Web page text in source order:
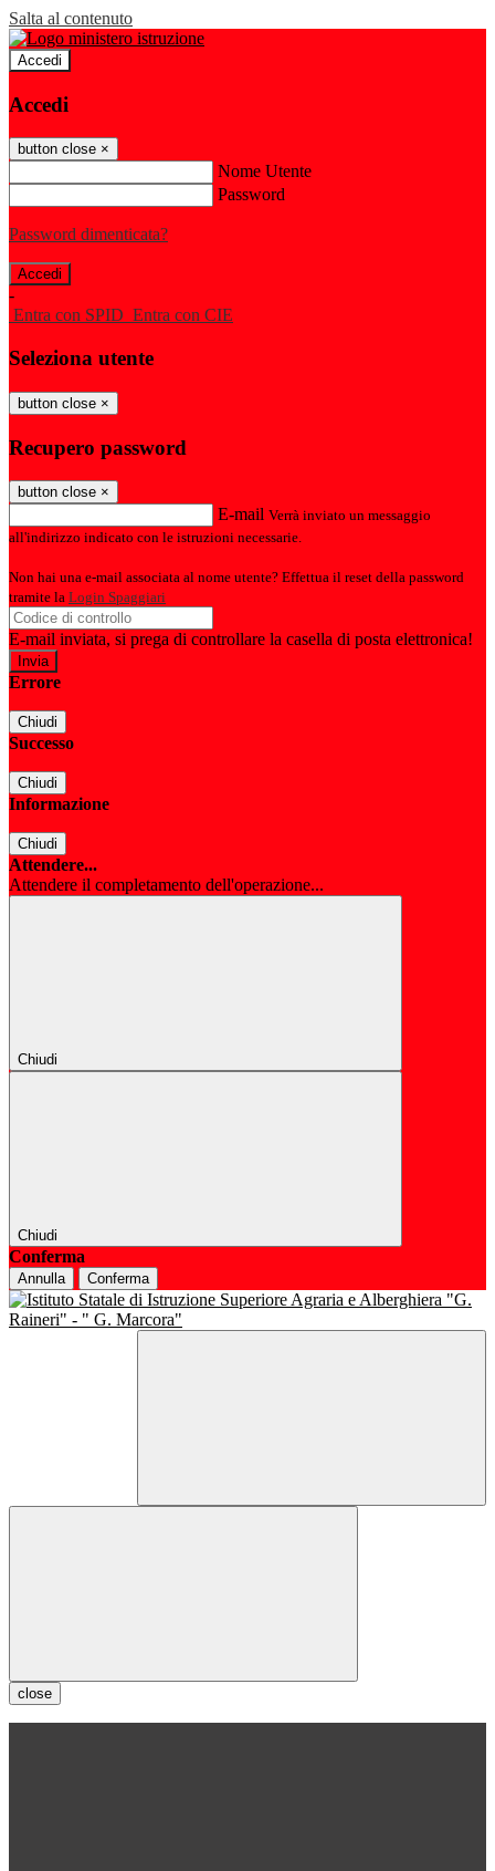
Salta al contenuto
Accedi
Accedi
button close ×
Nome Utente
Password
Password dimenticata?
-
Entra con SPID Entra con CIE
Seleziona utente
button close ×
Recupero password
button close ×
E-mail Verrà inviato un messaggio
all'indirizzo indicato con le istruzioni necessarie.
Non hai una e-mail associata al nome utente? Effettua il reset della password
tramite la Login Spaggiari
E-mail inviata, si prega di controllare la casella di posta elettronica!
Errore
Chiudi
Successo
Chiudi
Informazione
Chiudi
Attendere...
Attendere il completamento dell'operazione...
Chiudi
Chiudi
Conferma
Annulla Conferma
close